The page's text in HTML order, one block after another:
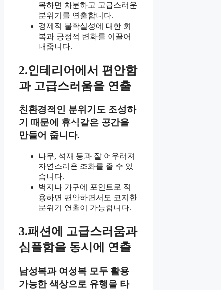
목하면 차분하고 고급스러운
분위기를 연출합니다.
경제적 불확실성에 대한 회
복과 긍정적 변화를 이끌어
내줍니다.
2.인테리어에서 편안함
과 고급스러움을 연출
친환경적인 분위기도 조성하
기 때문에 휴식같은 공간을
만들어 줍니다.
나무, 석재 등과 잘 어우러져
자연스러운 조화를 줄 수 있
습니다.
벽지나 가구에 포인트로 적
용하면 편안하면서도 코지한
분위기 연출이 가능합니다.
3.패션에 고급스러움과
심플함을 동시에 연출
남성복과 여성복 모두 활용
가능한 색상으로 유행을 타